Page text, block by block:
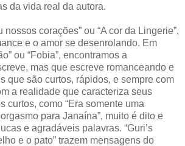
da vida real da autora.
nossos corações” ou “A cor da Lingerie”,
e o amor se desenrolando. Em
ou “Fobia”, encontramos a
mas que escreve romanceando e
que são curtos, rápidos, e sempre com
a realidade que caracteriza seus
curtos, como “Era somente uma
para Janaína”, muito é dito e
e agradáveis palavras. “Guri’s
e o pato” trazem mensagens do